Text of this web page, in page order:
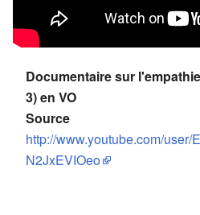
Documentaire sur
3) en VO
Source
http://www.youtube.com/
N2JxEVIOeo